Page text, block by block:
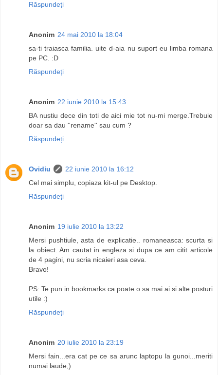
Răspundeți
Anonim 24 mai 2010 la 18:04
sa-ti traiasca familia. uite d-aia nu suport eu limba romana
pe PC. :D
Răspundeți
Anonim 22 iunie 2010 la 15:43
BA nustiu dece din toti de aici mie tot nu-mi merge.Trebuie
doar sa dau ''rename'' sau cum ?
Răspundeți
Ovidiu
22 iunie 2010 la 16:12
Cel mai simplu, copiaza kit-ul pe Desktop.
Răspundeți
Anonim 19 iulie 2010 la 13:22
Mersi pushtiule, asta de explicatie.. romaneasca: scurta si
la obiect. Am cautat in engleza si dupa ce am citit articole
de 4 pagini, nu scria nicaieri asa ceva.
Bravo!
PS: Te pun in bookmarks ca poate o sa mai ai si alte posturi
utile :)
Răspundeți
Anonim 20 iulie 2010 la 23:19
Mersi fain...era cat pe ce sa arunc laptopu la gunoi...meriti
numai laude;)